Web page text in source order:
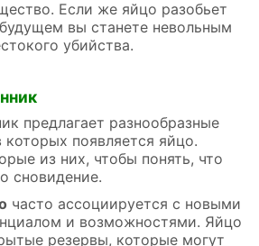
Если же яйцо разобьет
вы станете невольным
убийства.
предлагает разнообразные
которых появляется яйцо.
из них, чтобы понять, что
сновидение.
часто ассоциируется с новыми
и возможностями. Яйцо
резервы, которые могут